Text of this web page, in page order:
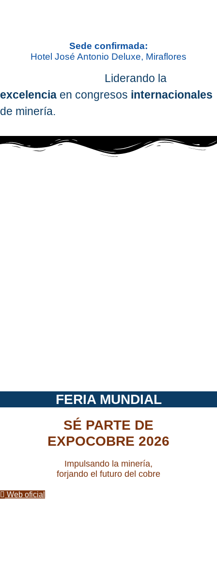
Sede confirmada:
Hotel José Antonio Deluxe, Miraflores
Liderando la
excelencia en congresos internacionales
de minería.
FERIA MUNDIAL
SÉ PARTE DE
EXPOCOBRE 2026
Impulsando la minería,
forjando el futuro del cobre
Web oficial